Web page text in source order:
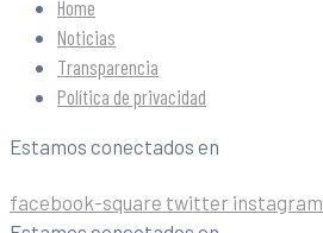
Home
Noticias
Transparencia
Política de privacidad
Estamos conectados en
facebook-square twitter instagram